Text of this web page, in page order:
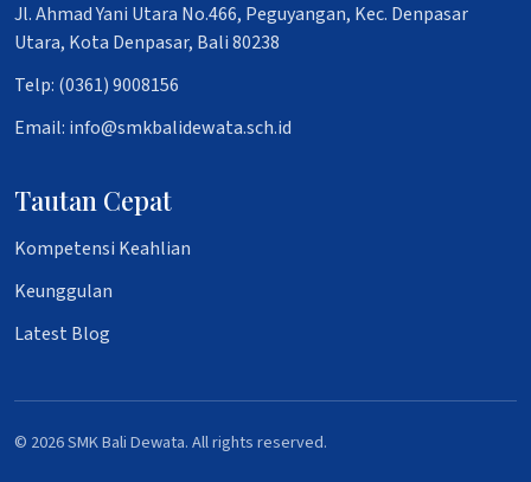
Jl. Ahmad Yani Utara No.466, Peguyangan, Kec. Denpasar
Utara, Kota Denpasar, Bali 80238
Telp: (0361) 9008156
Email: info@smkbalidewata.sch.id
Tautan Cepat
Kompetensi Keahlian
Keunggulan
Latest Blog
© 2026 SMK Bali Dewata. All rights reserved.